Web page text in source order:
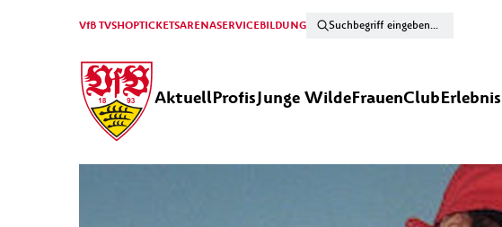
VfB TVSHOPTICKETSARENASERVICEBILDUNG
AktuellProfisJunge WildeFrauenClubErlebnis